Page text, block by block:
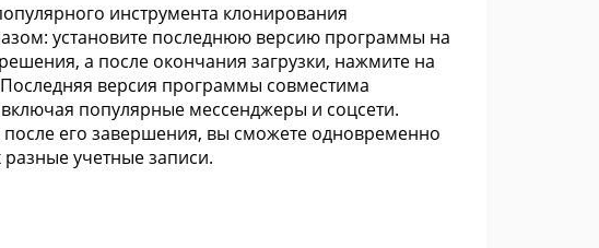
инструмента клонирования
установите последнюю версию программы на
а после окончания загрузки, нажмите на
версия программы совместима
популярные мессенджеры и соцсети.
его завершения, вы сможете одновременно
разные учетные записи.